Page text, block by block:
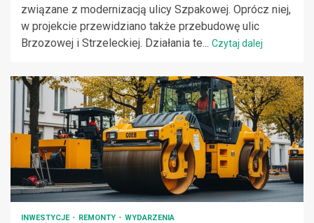
związane z modernizacją ulicy Szpakowej. Oprócz niej,
w projekcie przewidziano także przebudowę ulic
Brzozowej i Strzeleckiej. Działania te... Czytaj dalej
INWESTYCJE REMONTY WYDARZENIA